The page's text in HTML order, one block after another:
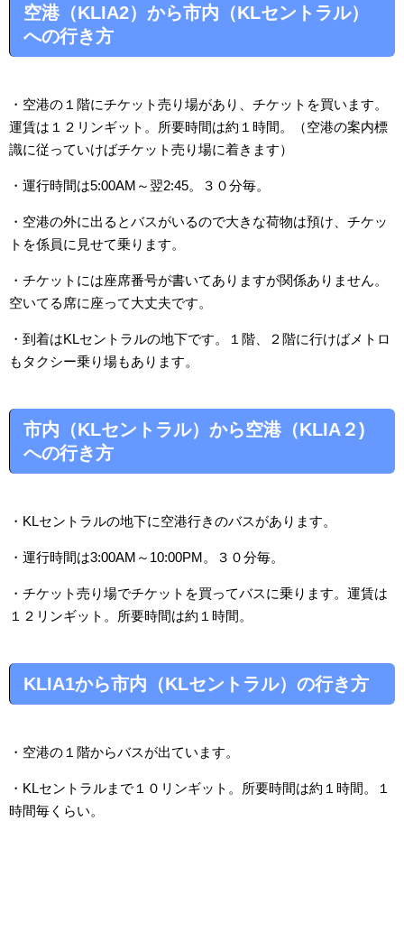
空港（KLIA2）から市内（KLセントラル）
への行き方
・空港の１階にチケット売り場があり、チケットを買います。
運賃は１２リンギット。所要時間は約１時間。（空港の案内標
識に従っていけばチケット売り場に着きます）
・運行時間は5:00AM～翌2:45。３０分毎。
・空港の外に出るとバスがいるので大きな荷物は預け、チケッ
トを係員に見せて乗ります。
・チケットには座席番号が書いてありますが関係ありません。
空いてる席に座って大丈夫です。
・到着はKLセントラルの地下です。１階、２階に行けばメトロ
もタクシー乗り場もあります。
市内（KLセントラル）から空港（KLIA２)
への行き方
・KLセントラルの地下に空港行きのバスがあります。
・運行時間は3:00AM～10:00PM。３０分毎。
・チケット売り場でチケットを買ってバスに乗ります。運賃は
１２リンギット。所要時間は約１時間。
KLIA1から市内（KLセントラル）の行き方
・空港の１階からバスが出ています。
・KLセントラルまで１０リンギット。所要時間は約１時間。１
時間毎くらい。